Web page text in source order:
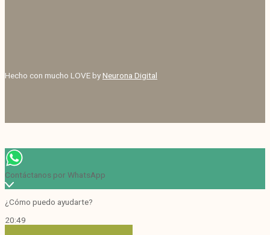
Hecho con mucho LOVE byNeurona Digital
Contáctanos por WhatsApp
¿Cómo puedo ayudarte?
20:49